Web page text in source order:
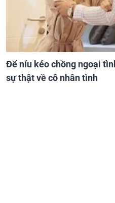
Để níu kéo chồng ngoại
sự thật về cô nhân tình